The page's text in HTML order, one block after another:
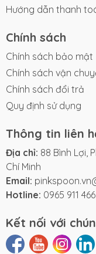
Hướng dẫn thanh
Chính sách
Chính sách bảo mật
Chính sách vận
Chính sách đổi trả
Quy định sử dụng
Thông tin liên
Địa chỉ: 88 Bình Lợi,
Chí Minh
Email:
Hotline: 0965 911 466
Kết nối với